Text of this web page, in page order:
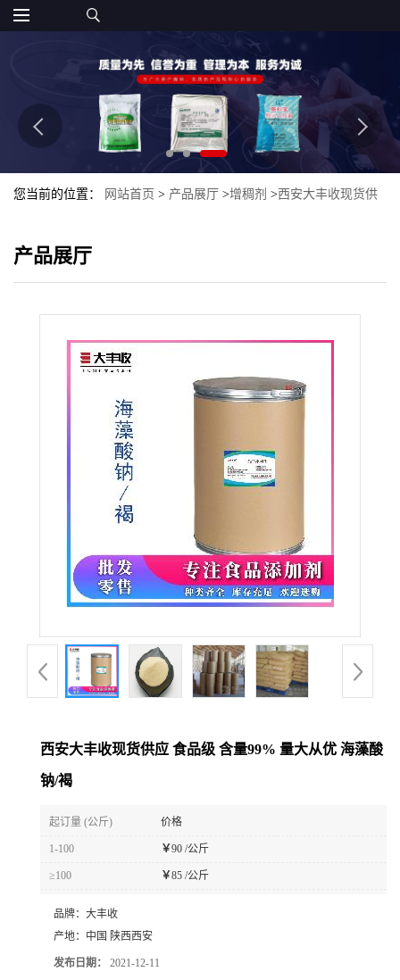
您当前的位置： 网站首页 > 产品展厅 >增稠剂 >西安大丰收现货供
产品展厅
西安大丰收现货供应 食品级 含量99% 量大从优 海藻酸
钠/褐
起订量 (公斤) 价格
1-100 ￥90 /公斤
≥100 ￥85 /公斤
品牌： 大丰收
产地： 中国 陕西西安
发布日期： 2021-12-11